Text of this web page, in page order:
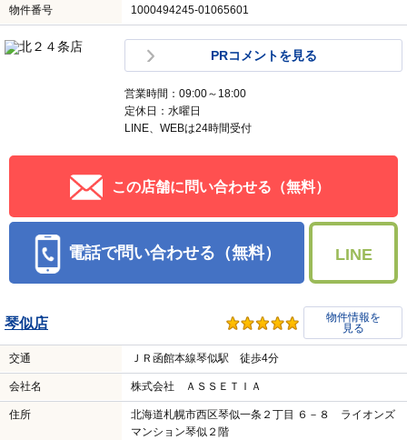
物件番号 1000494245-01065601
PRコメントを見る
営業時間：09:00～18:00
定休日：水曜日
LINE、WEBは24時間受付
この店舗に問い合わせる（無料）
電話で問い合わせる（無料） LINE
琴似店
物件情報を
見る
交通 ＪＲ函館本線琴似駅 徒歩4分
会社名 株式会社 ＡＳＳＥＴＩＡ
住所
北海道札幌市西区琴似一条２丁目 ６－８ ライオンズ
マンション琴似２階